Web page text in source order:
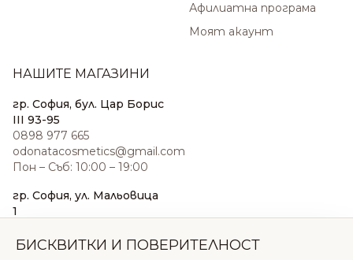
Афилиатна програма
Моят акаунт
НАШИТЕ МАГАЗИНИ
гр. София, бул. Цар Борис
III 93-95
0898 977 665
odonatacosmetics@gmail.com
Пон – Съб: 10:00 – 19:00
гр. София, ул. Мальовица
1
sales@odonatacosmetics.com
БИСКВИТКИ И ПОВЕРИТЕЛНОСТ